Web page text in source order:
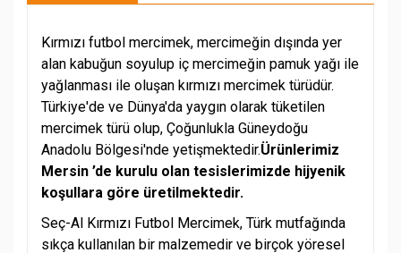
Kırmızı futbol mercimek, mercimeğin dışında yer
alan kabuğun soyulup iç mercimeğin pamuk yağı ile
yağlanması ile oluşan kırmızı mercimek türüdür.
Türkiye'de ve Dünya'da yaygın olarak tüketilen
mercimek türü olup, Çoğunlukla Güneydoğu
Anadolu Bölgesi'nde yetişmektedir.Ürünlerimiz
Mersin ’de kurulu olan tesislerimizde hijyenik
koşullara göre üretilmektedir.
Seç-Al Kırmızı Futbol Mercimek, Türk mutfağında
sıkça kullanılan bir malzemedir ve birçok yöresel